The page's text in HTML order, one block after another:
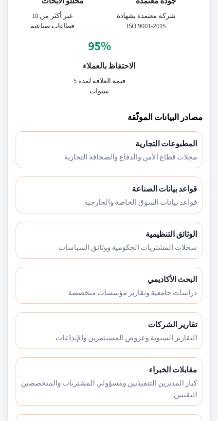
شركة معتمدة بشهادة
ISO 9001-2015
عبر أكثر من 10
قطاعات صناعية
95%
الاحتفاظ بالعملاء
قيمة العلاقة لمدة 5
سنوات
مصادر البيانات الموثّقة
المطبوعات التجارية
مجلات قطاع الأمن والدفاع والصحافة التجارية
قواعد بيانات الصناعة
قواعد بيانات السوق الخاصة والخارجية
الوثائق التنظيمية
سجلات المشتريات الحكومية ووثائق السياسات
البحث الأكاديمي
دراسات جامعية وتقارير مؤسسات متخصصة
تقارير الشركات
التقارير السنوية وعروض المستثمرين والإيداعات
مقابلات الخبراء
كبار المديرين التنفيذيين ومسؤولي المشتريات والمتخصصين
التقنيين